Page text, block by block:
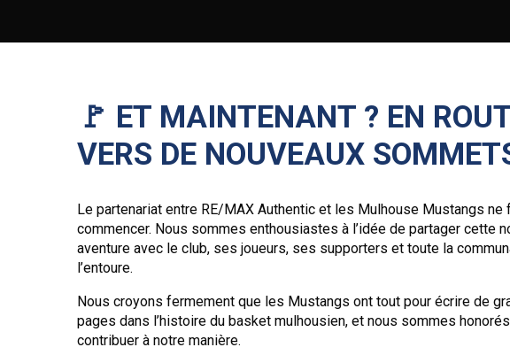
🚩 ET MAINTENANT ? EN
VERS DE NOUVEAUX
Le partenariat entre RE/MAX Authentic et les Mulhouse Mustangs ne
commencer. Nous sommes enthousiastes à l’idée de partager cette
aventure avec le club, ses joueurs, ses supporters et toute la
l’entoure.
Nous croyons fermement que les Mustangs ont tout pour écrire de
pages dans l’histoire du basket mulhousien, et nous sommes honorés
contribuer à notre manière.